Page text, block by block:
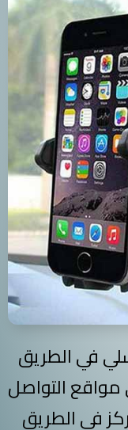
في الطريق
مواقع التواصل
في الطريق